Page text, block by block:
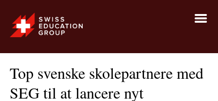
Top svenske skolepartnere med
SEG til at lancere nyt